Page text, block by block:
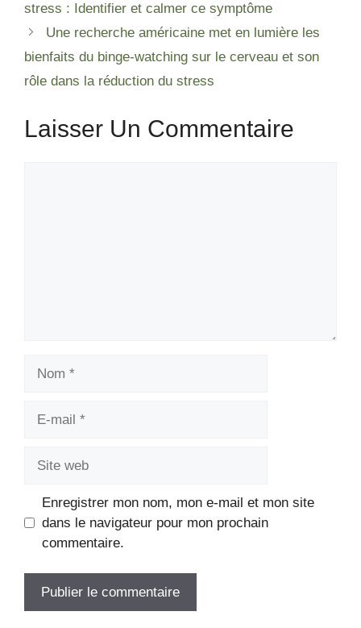
stress : Identifier et calmer ce symptôme
Une recherche américaine met en lumière les
bienfaits du binge-watching sur le cerveau et son
rôle dans la réduction du stress
Laisser Un Commentaire
Enregistrer mon nom, mon e-mail et mon site
dans le navigateur pour mon prochain
commentaire.